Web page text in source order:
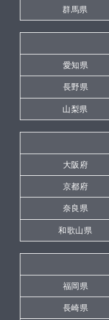
群馬県
愛知県
長野県
山梨県
大阪府
京都府
奈良県
和歌山県
福岡県
長崎県